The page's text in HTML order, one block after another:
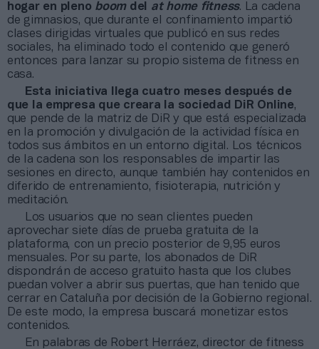
hogar en pleno boom del at home fitness. La cadena
de gimnasios, que durante el confinamiento impartió
clases dirigidas virtuales que publicó en sus redes
sociales, ha eliminado todo el contenido que generó
entonces para lanzar su propio sistema de fitness en
casa.
Esta iniciativa llega cuatro meses después de
que la empresa que creara la sociedad DiR Online,
que pende de la matriz de DiR y que está especializada
en la promoción y divulgación de la actividad física en
todos sus ámbitos en un entorno digital. Los técnicos
de la cadena son los responsables de impartir las
sesiones en directo, aunque también hay contenidos en
diferido de entrenamiento, fisioterapia, nutrición y
meditación.
Los usuarios que no sean clientes pueden
aprovechar siete días de prueba gratuita de la
plataforma, con un precio posterior de 9,95 euros
mensuales. Por su parte, los abonados de DiR
dispondrán de acceso gratuito hasta que los clubes
puedan volver a abrir sus puertas, que han tenido que
cerrar en Cataluña por decisión de la Gobierno regional.
De este modo, la empresa buscará monetizar estos
contenidos.
En palabras de Robert Herráez, director de fitness